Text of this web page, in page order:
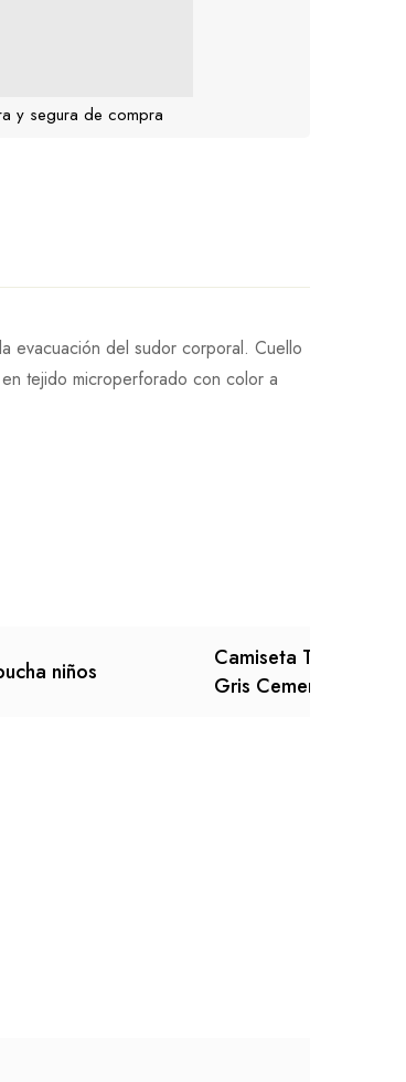
y segura de compra
evacuación del sudor corporal. Cuello
tejido microperforado con color a
niños
Camiseta Tecnica
Gris Cemento